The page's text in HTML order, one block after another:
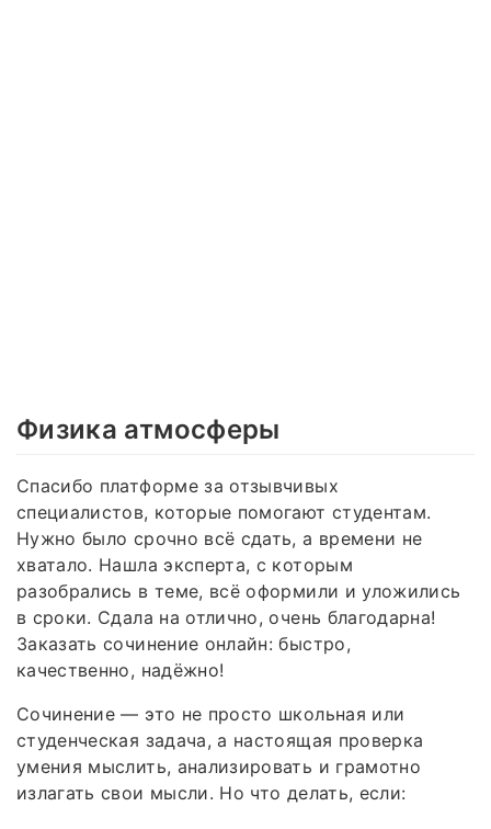
Физика атмосферы
Спасибо платформе за отзывчивых
специалистов, которые помогают студентам.
Нужно было срочно всё сдать, а времени не
хватало. Нашла эксперта, с которым
разобрались в теме, всё оформили и уложились
в сроки. Сдала на отлично, очень благодарна!
Заказать сочинение онлайн: быстро,
качественно, надёжно!
Сочинение — это не просто школьная или
студенческая задача, а настоящая проверка
умения мыслить, анализировать и грамотно
излагать свои мысли. Но что делать, если: